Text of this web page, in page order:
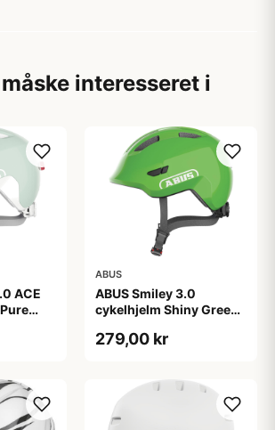
interesseret i
ACE
ABUS
ABUS Smiley 3.0
cykelhjelm Shiny Green
cm)
279,00 kr